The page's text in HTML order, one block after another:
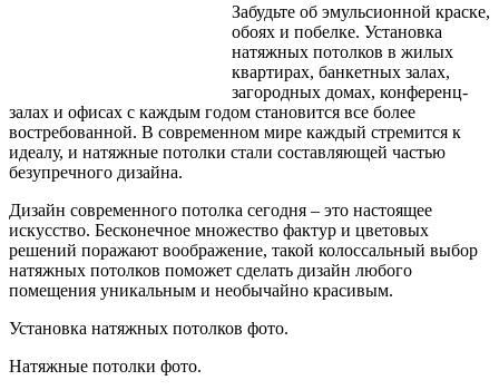
Забудьте об эмульсионной краске,
обоях и побелке. Установка
натяжных потолков в жилых
квартирах, банкетных залах,
загородных домах, конференц-
залах и офисах с каждым годом становится все более
востребованной. В современном мире каждый стремится к
идеалу, и натяжные потолки стали составляющей частью
безупречного дизайна.
Дизайн современного потолка сегодня – это настоящее
искусство. Бесконечное множество фактур и цветовых
решений поражают воображение, такой колоссальный выбор
натяжных потолков поможет сделать дизайн любого
помещения уникальным и необычайно красивым.
Установка натяжных потолков фото.
Натяжные потолки фото.